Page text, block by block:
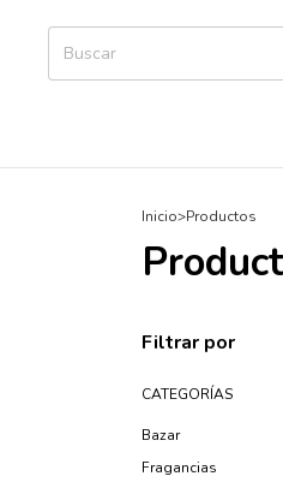
Inicio>Productos
Filtrar por
CATEGORÍAS
Bazar
Fragancias